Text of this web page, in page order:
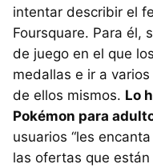
intentar describir el
Foursquare. Para él,
de juego en el que
medallas e ir a
de ellos mismos. Lo
Pokémon para
usuarios “les
las ofertas que